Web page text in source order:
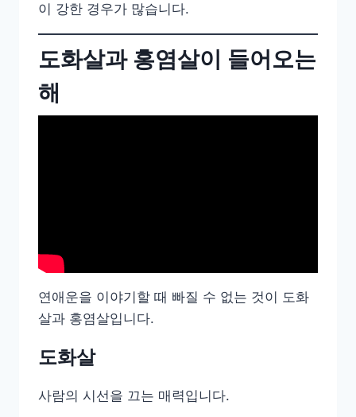
이 강한 경우가 많습니다.
도화살과 홍염살이 들어오는
해
연애운을 이야기할 때 빠질 수 없는 것이 도화
살과 홍염살입니다.
도화살
사람의 시선을 끄는 매력입니다.